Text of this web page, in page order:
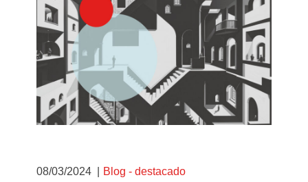
08/03/2024 Blog - destacado